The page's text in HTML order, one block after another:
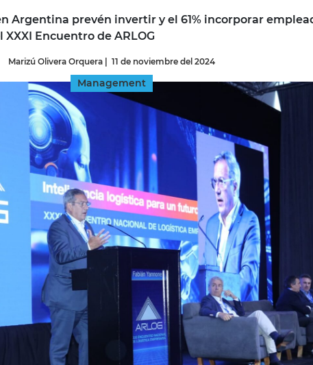
INGRESAR
Argentina prevén invertir y el 61% incorporar
Encuentro de ARLOG
Marizú Olivera Orquera 11 de noviembre del 2024
Management